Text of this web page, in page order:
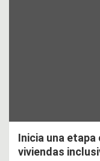
Inicia una etapa
viviendas